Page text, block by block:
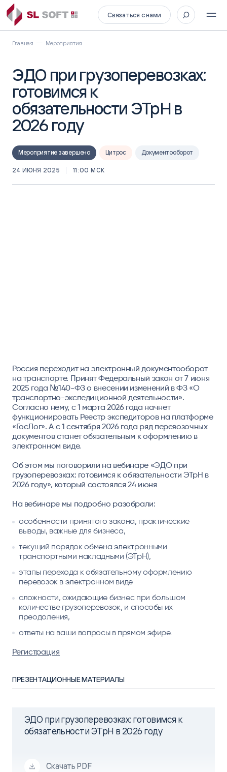
Связаться с нами
Главная Мероприятия
ЭДО при грузоперевозках:
готовимся к
обязательности ЭТрН в
2026 году
Мероприятие завершено Цитрос Документооборот
24 ИЮНЯ 2025 11:00 МСК
Россия переходит на электронный документооборот
на транспорте. Принят Федеральный закон от 7 июня
2025 года №140-ФЗ о внесении изменений в ФЗ «О
транспортно-экспедиционной деятельности».
Согласно нему, с 1 марта 2026 года начнет
функционировать Реестр экспедиторов на платформе
«ГосЛог». А с 1 сентября 2026 года ряд перевозочных
документов станет обязательным к оформлению в
электронном виде.
Об этом мы поговорили на вебинаре «ЭДО при
грузоперевозках: готовимся к обязательности ЭТрН в
2026 году», который состоялся 24 июня
На вебинаре мы подробно разобрали:
особенности принятого закона, практические
выводы, важные для бизнеса,
текущий порядок обмена электронными
транспортными накладными (ЭТрН),
этапы перехода к обязательному оформлению
перевозок в электронном виде
сложности, ожидающие бизнес при большом
количестве грузоперевозок, и способы их
преодоления,
ответы на ваши вопросы в прямом эфире.
Регистрация
ПРЕЗЕНТАЦИОННЫЕ МАТЕРИАЛЫ
ЭДО при грузоперевозках: готовимся к
обязательности ЭТрН в 2026 году
Скачать PDF